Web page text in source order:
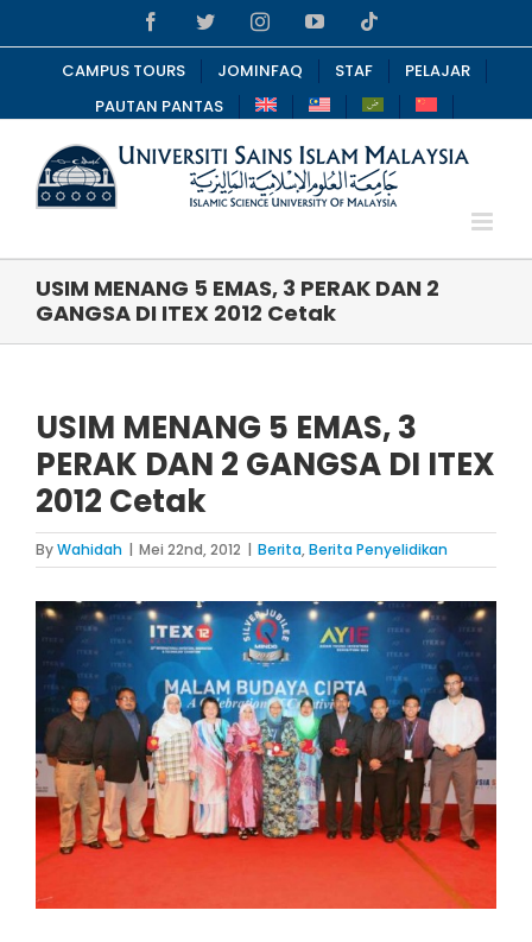
to
content
FacebookTwitterInstagramYouTube
CAMPUS TOURS JOMINFAQ STAF
PELAJAR
PAUTAN PANTAS
USIM MENANG 5 EMAS, 3 PERAK DAN 2
GANGSA DI ITEX 2012 Cetak
USIM MENANG 5 EMAS, 3
PERAK DAN 2 GANGSA DI ITEX
2012 Cetak
ByWahidah | Mei 22nd, 2012 | Berita,Berita Penyelidikan
View
Larger
Image